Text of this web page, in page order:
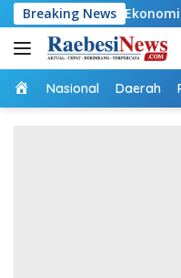
Langsung
ke
konten
Breaking News
Ekonomi Keluarga
Home
Nasional Daerah